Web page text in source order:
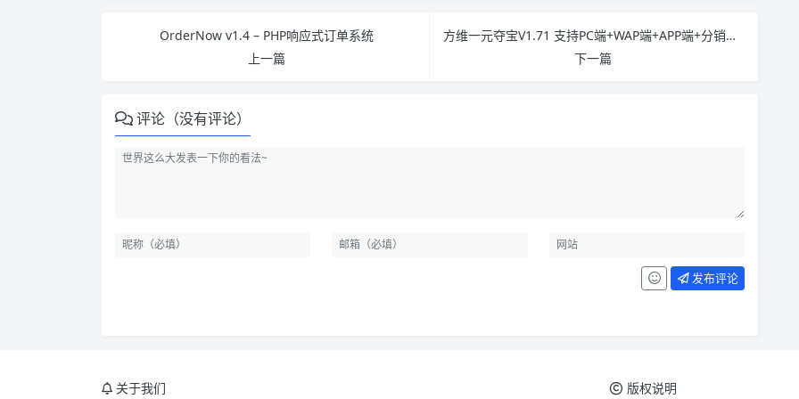
OrderNow v1.4 – PHP响应式订单系统
上一篇
方维一元夺宝V1.71 支持PC端+WAP端+APP端+分销功能+多种支付方式+秒杀
下一篇
评论（没有评论）
发布评论
关于我们 版权说明